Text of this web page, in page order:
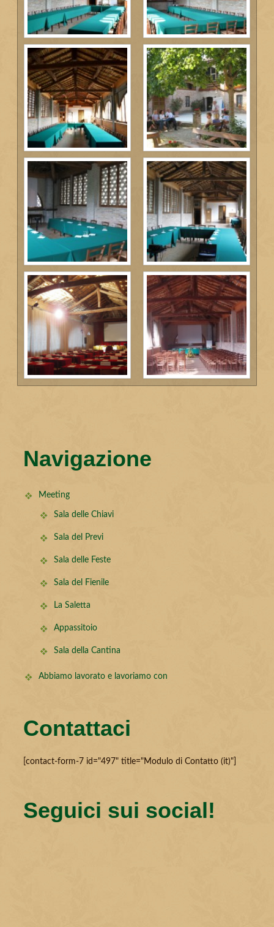
Navigazione
Meeting
Sala delle Chiavi
Sala del Previ
Sala delle Feste
Sala del Fienile
La Saletta
Appassitoio
Sala della Cantina
Abbiamo lavorato e lavoriamo con
Contattaci
[contact-form-7 id="497" title="Modulo di Contatto (it)"]
Seguici sui social!